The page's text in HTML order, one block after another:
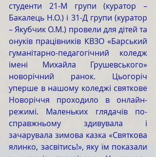
студенти 21-М групи (куратор –
Бакалець Н.О.) і 31-Д групи (куратор
– Якубчик О.М.) провели для дітей та
онуків працівників КВЗО «Барський
гуманітарно-педагогічний коледж
імені Михайла Грушевського»
новорічний ранок. Цьогоріч
уперше в нашому коледжі святкове
Новоріччя проходило в онлайн-
режимі. Маленьких глядачів по-
справжньому здивувала і
зачарувала зимова казка «Святкова
ялинко, засвітись!», яку їм показали